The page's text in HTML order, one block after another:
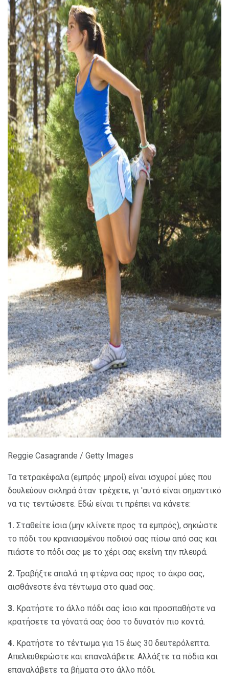
ad
Reggie Casagrande / Getty Images
Τα τετρακέφαλα (εμπρός μηροί) είναι ισχυροί μύες που
δουλεύουν σκληρά όταν τρέχετε, γι 'αυτό είναι σημαντικό
να τις τεντώσετε. Εδώ είναι τι πρέπει να κάνετε:
1. Σταθείτε ίσια (μην κλίνετε προς τα εμπρός), σηκώστε
το πόδι του κρανιασμένου ποδιού σας πίσω από σας και
πιάστε το πόδι σας με το χέρι σας εκείνη την πλευρά.
2. Τραβήξτε απαλά τη φτέρνα σας προς το άκρο σας,
αισθάνεστε ένα τέντωμα στο quad σας.
3. Κρατήστε το άλλο πόδι σας ίσιο και προσπαθήστε να
κρατήσετε τα γόνατά σας όσο το δυνατόν πιο κοντά.
4. Κρατήστε το τέντωμα για 15 έως 30 δευτερόλεπτα.
Απελευθερώστε και επαναλάβετε. Αλλάξτε τα πόδια και
επαναλάβετε τα βήματα στο άλλο πόδι.